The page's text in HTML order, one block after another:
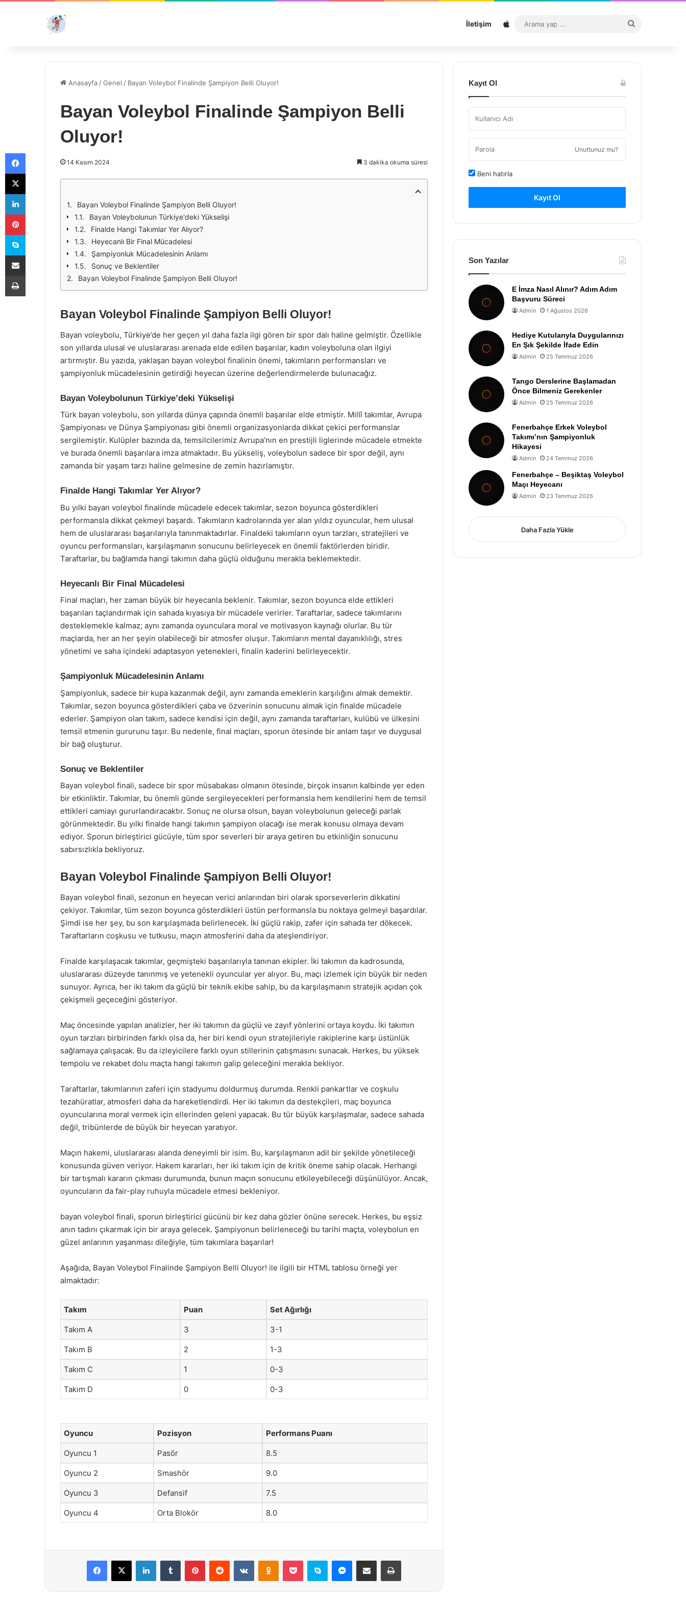
İletişim Sitemap
...
Anasayfa /Genel / Bayan Voleybol Finalinde Şampiyon Belli Oluyor!
Bayan Voleybol Finalinde Şampiyon Belli
Oluyor!
14 Kasım 2024 3 dakika okuma süresi
Bayan Voleybol Finalinde Şampiyon Belli Oluyor!
Bayan Voleybolunun Türkiye'deki Yükselişi
Finalde Hangi Takımlar Yer Alıyor?
Heyecanlı Bir Final Mücadelesi
Şampiyonluk Mücadelesinin Anlamı
Sonuç ve Beklentiler
Bayan Voleybol Finalinde Şampiyon Belli Oluyor!
Bayan Voleybol Finalinde Şampiyon Belli Oluyor!
Bayan voleybolu, Türkiye’de her geçen yıl daha fazla ilgi gören bir spor dalı haline gelmiştir. Özellikle
son yıllarda ulusal ve uluslararası arenada elde edilen başarılar, kadın voleyboluna olan ilgiyi
artırmıştır. Bu yazıda, yaklaşan bayan voleybol finalinin önemi, takımların performansları ve
şampiyonluk mücadelesinin getirdiği heyecan üzerine değerlendirmelerde bulunacağız.
Bayan Voleybolunun Türkiye’deki Yükselişi
Türk bayan voleybolu, son yıllarda dünya çapında önemli başarılar elde etmiştir. Millî takımlar, Avrupa
Şampiyonası ve Dünya Şampiyonası gibi önemli organizasyonlarda dikkat çekici performanslar
sergilemiştir. Kulüpler bazında da, temsilcilerimiz Avrupa’nın en prestijli liglerinde mücadele etmekte
ve burada önemli başarılara imza atmaktadır. Bu yükseliş, voleybolun sadece bir spor değil, aynı
zamanda bir yaşam tarzı haline gelmesine de zemin hazırlamıştır.
Finalde Hangi Takımlar Yer Alıyor?
Bu yılki bayan voleybol finalinde mücadele edecek takımlar, sezon boyunca gösterdikleri
performansla dikkat çekmeyi başardı. Takımların kadrolarında yer alan yıldız oyuncular, hem ulusal
hem de uluslararası başarılarıyla tanınmaktadırlar. Finaldeki takımların oyun tarzları, stratejileri ve
oyuncu performansları, karşılaşmanın sonucunu belirleyecek en önemli faktörlerden biridir.
Taraftarlar, bu bağlamda hangi takımın daha güçlü olduğunu merakla beklemektedir.
Heyecanlı Bir Final Mücadelesi
Final maçları, her zaman büyük bir heyecanla beklenir. Takımlar, sezon boyunca elde ettikleri
başarıları taçlandırmak için sahada kıyasıya bir mücadele verirler. Taraftarlar, sadece takımlarını
desteklemekle kalmaz; aynı zamanda oyunculara moral ve motivasyon kaynağı olurlar. Bu tür
maçlarda, her an her şeyin olabileceği bir atmosfer oluşur. Takımların mental dayanıklılığı, stres
yönetimi ve saha içindeki adaptasyon yetenekleri, finalin kaderini belirleyecektir.
Şampiyonluk Mücadelesinin Anlamı
Şampiyonluk, sadece bir kupa kazanmak değil, aynı zamanda emeklerin karşılığını almak demektir.
Takımlar, sezon boyunca gösterdikleri çaba ve özverinin sonucunu almak için finalde mücadele
ederler. Şampiyon olan takım, sadece kendisi için değil, aynı zamanda taraftarları, kulübü ve ülkesini
temsil etmenin gururunu taşır. Bu nedenle, final maçları, sporun ötesinde bir anlam taşır ve duygusal
bir bağ oluşturur.
Sonuç ve Beklentiler
Bayan voleybol finali, sadece bir spor müsabakası olmanın ötesinde, birçok insanın kalbinde yer eden
bir etkinliktir. Takımlar, bu önemli günde sergileyecekleri performansla hem kendilerini hem de temsil
ettikleri camiayı gururlandıracaktır. Sonuç ne olursa olsun, bayan voleybolunun geleceği parlak
görünmektedir. Bu yılki finalde hangi takımın şampiyon olacağı ise merak konusu olmaya devam
ediyor. Sporun birleştirici gücüyle, tüm spor severleri bir araya getiren bu etkinliğin sonucunu
sabırsızlıkla bekliyoruz.
Bayan Voleybol Finalinde Şampiyon Belli Oluyor!
Bayan voleybol finali, sezonun en heyecan verici anlarından biri olarak sporseverlerin dikkatini
çekiyor. Takımlar, tüm sezon boyunca gösterdikleri üstün performansla bu noktaya gelmeyi başardılar.
Şimdi ise her şey, bu son karşılaşmada belirlenecek. İki güçlü rakip, zafer için sahada ter dökecek.
Taraftarların coşkusu ve tutkusu, maçın atmosferini daha da ateşlendiriyor.
Finalde karşılaşacak takımlar, geçmişteki başarılarıyla tanınan ekipler. İki takımın da kadrosunda,
uluslararası düzeyde tanınmış ve yetenekli oyuncular yer alıyor. Bu, maçı izlemek için büyük bir neden
sunuyor. Ayrıca, her iki takım da güçlü bir teknik ekibe sahip, bu da karşılaşmanın stratejik açıdan çok
çekişmeli geçeceğini gösteriyor.
Maç öncesinde yapılan analizler, her iki takımın da güçlü ve zayıf yönlerini ortaya koydu. İki takımın
oyun tarzları birbirinden farklı olsa da, her biri kendi oyun stratejileriyle rakiplerine karşı üstünlük
sağlamaya çalışacak. Bu da izleyicilere farklı oyun stillerinin çatışmasını sunacak. Herkes, bu yüksek
tempolu ve rekabet dolu maçta hangi takımın galip geleceğini merakla bekliyor.
Taraftarlar, takımlarının zaferi için stadyumu doldurmuş durumda. Renkli pankartlar ve coşkulu
tezahüratlar, atmosferi daha da hareketlendirdi. Her iki takımın da destekçileri, maç boyunca
oyuncularına moral vermek için ellerinden geleni yapacak. Bu tür büyük karşılaşmalar, sadece sahada
değil, tribünlerde de büyük bir heyecan yaratıyor.
Maçın hakemi, uluslararası alanda deneyimli bir isim. Bu, karşılaşmanın adil bir şekilde yönetileceği
konusunda güven veriyor. Hakem kararları, her iki takım için de kritik öneme sahip olacak. Herhangi
bir tartışmalı kararın çıkması durumunda, bunun maçın sonucunu etkileyebileceği düşünülüyor. Ancak,
oyuncuların da fair-play ruhuyla mücadele etmesi bekleniyor.
bayan voleybol finali, sporun birleştirici gücünü bir kez daha gözler önüne serecek. Herkes, bu eşsiz
anın tadını çıkarmak için bir araya gelecek. Şampiyonun belirleneceği bu tarihi maçta, voleybolun en
güzel anlarının yaşanması dileğiyle, tüm takımlara başarılar!
Aşağıda, Bayan Voleybol Finalinde Şampiyon Belli Oluyor! ile ilgili bir HTML tablosu örneği yer
almaktadır:
Takım Puan Set Ağırlığı
Takım A 3 3-1
Takım B 2 1-3
Takım C 1 0-3
Takım D 0 0-3
Oyuncu Pozisyon Performans Puanı
Oyuncu 1 Pasör 8.5
Oyuncu 2 Smashör 9.0
Oyuncu 3 Defansif 7.5
Oyuncu 4 Orta Blokör 8.0
Facebook
X LinkedInTumblr PinterestReddit VKontakteOdnoklassniki
Pocket Skype Messenger
E-Posta ile paylaş Yazdır
Kayıt Ol
Unuttunuz mu?
Beni hatırla
Kayıt Ol
Son Yazılar
E İmza Nasıl Alınır? Adım Adım
Başvuru Süreci
Admin 1 Ağustos 2026
Hediye Kutularıyla Duygularınızı
En Şık Şekilde İfade Edin
Admin 25 Temmuz 2026
Tango Derslerine Başlamadan
Önce Bilmeniz Gerekenler
Admin 25 Temmuz 2026
Fenerbahçe Erkek Voleybol
Takımı’nın Şampiyonluk
Hikayesi
Admin 24 Temmuz 2026
Fenerbahçe – Beşiktaş Voleybol
Maçı Heyecanı
Admin 23 Temmuz 2026
Daha Fazla Yükle
Facebook
X
LinkedIn
Pinterest
Skype
E-Posta ile paylaş